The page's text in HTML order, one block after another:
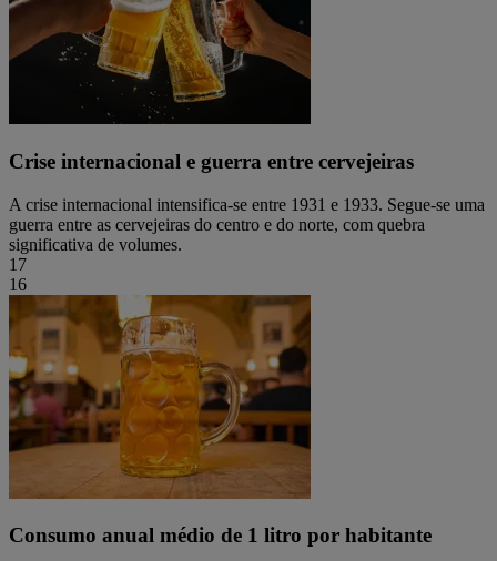
Crise internacional e guerra entre cervejeiras
A crise internacional intensifica-se entre 1931 e 1933. Segue-se uma
guerra entre as cervejeiras do centro e do norte, com quebra
significativa de volumes.
17
16
Consumo anual médio de 1 litro por habitante